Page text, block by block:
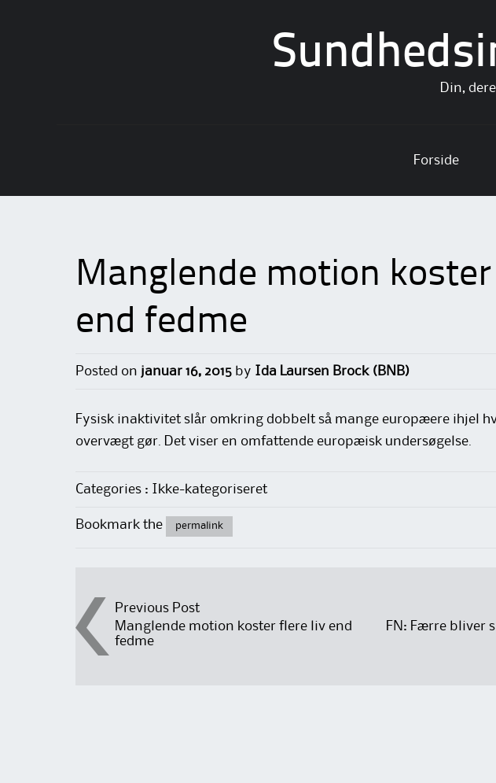
Din,
content
Forside
Manglende motion
end fedme
Posted on januar 16, 2015 by Ida Laursen Brock (BNB)
Fysisk inaktivitet slår omkring dobbelt så mange europæere ihjel
overvægt gør. Det viser en omfattende europæisk undersøgelse.
Categories : Ikke-kategoriseret
Bookmark the permalink
Post
navigation
Previous Post
Manglende motion koster flere liv end
fedme
FN: Færre bliver